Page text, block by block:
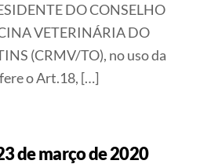
DO CONSELHO
VETERINÁRIA DO
(CRMV/TO), no uso da
o Art.18, […]
de março de 2020